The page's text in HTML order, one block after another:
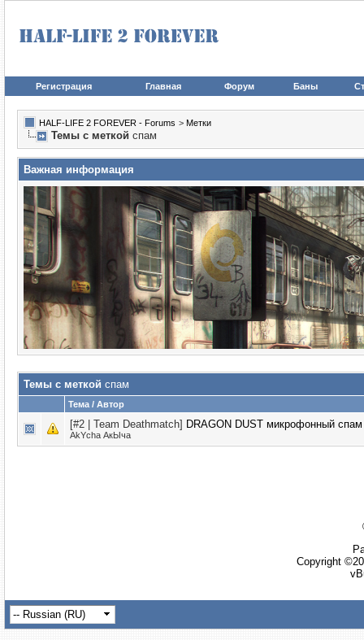
Регистрация Главная Форум Баны
HALF-LIFE 2 FOREVER - Forums > Метки
Темы с меткой спам
Важная информация
Темы с меткой спам
Тема / Автор
[#2 | Team Deathmatch] DRAGON DUST микрофонный спам
AkYcha АкЫча
Copyright